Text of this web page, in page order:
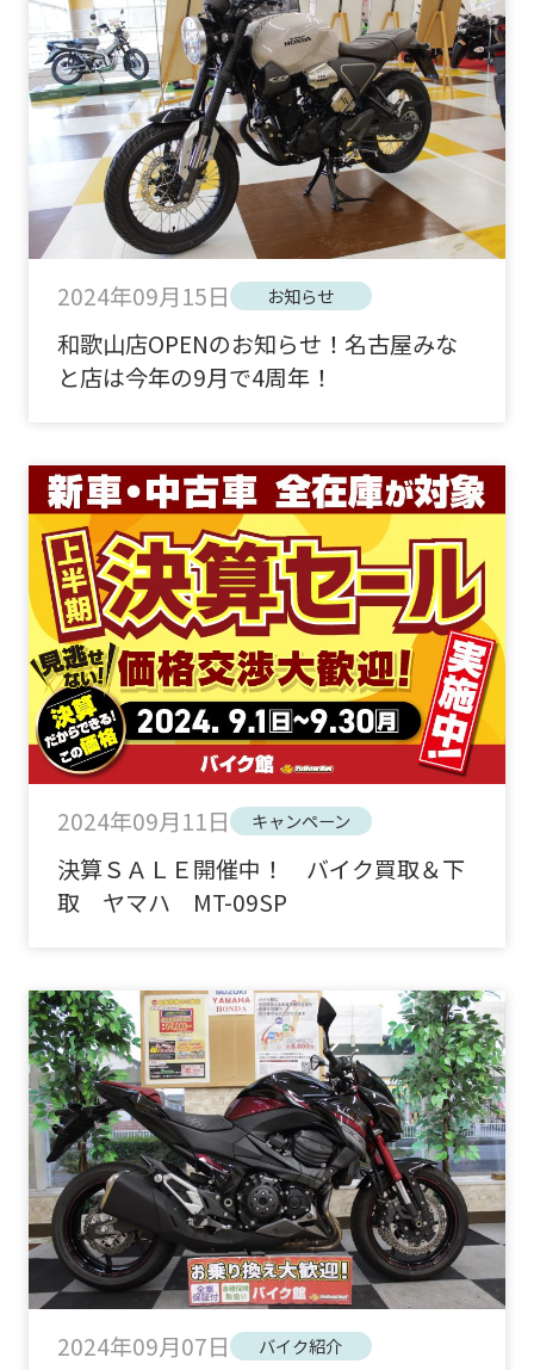
2024年09月15日 お知らせ
和歌山店OPENのお知らせ！名古屋みな
と店は今年の9月で4周年！
2024年09月11日 キャンペーン
決算ＳＡＬＥ開催中！ バイク買取＆下
取 ヤマハ MT-09SP
2024年09月07日 バイク紹介